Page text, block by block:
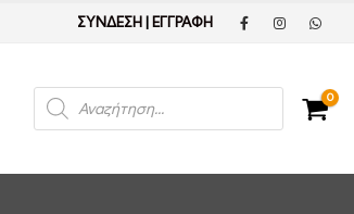
ΣΥΝΔΕΣΗ| ΕΓΓΡΑΦΗ
Products
search
0